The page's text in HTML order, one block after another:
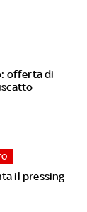
offerta di
il pressing